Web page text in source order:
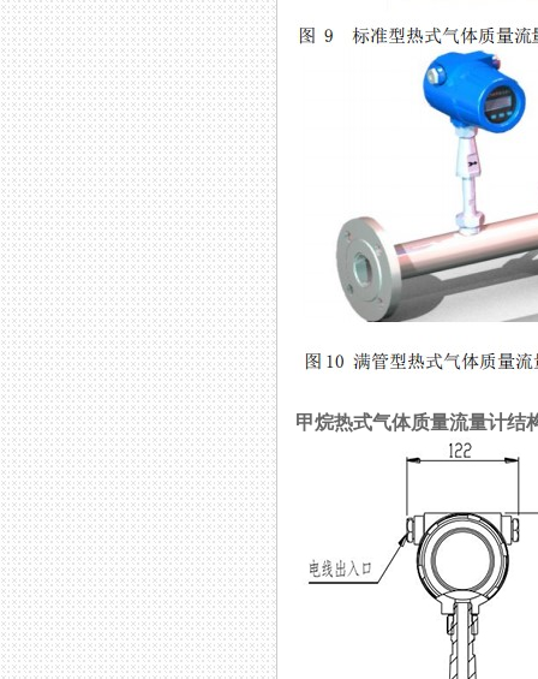
甲烷热式气体质量流量计结